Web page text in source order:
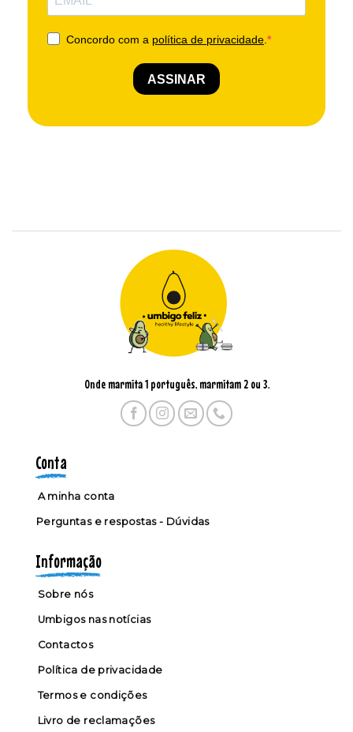
Onde marmita 1 português, marmitam 2 ou 3.
Conta
A minha conta
Perguntas e respostas - Dúvidas
Informação
Sobre nós
Umbigos nas notícias
Contactos
Política de privacidade
Termos e condições
Livro de reclamações